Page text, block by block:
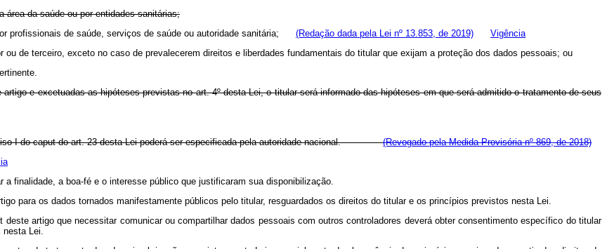
área da saúde ou por entidades sanitárias;
profissionais de saúde, serviços de saúde ou autoridade sanitária; (Redação dada pela Lei nº 13.853, de 2019)
Vigência
de terceiro, exceto no caso de prevalecerem direitos e liberdades fundamentais do titular que exijam a proteção dos dados pessoais; ou
artigo e excetuadas as hipóteses previstas no art. 4º desta Lei, o titular será informado das hipóteses em que será admitido o tratamento de seus
I docaputdo art. 23 desta Lei poderá ser especificada pela autoridade nacional.(Revogado pela Medida Provisória nº 869, de 2018)
finalidade, a boa-fé e o interesse público que justificaram sua disponibilização.
para os dados tornados manifestamente públicos pelo titular, resguardados os direitos do titular e os princípios previstos nesta Lei.
deste artigo que necessitar comunicar ou compartilhar dados pessoais com outros controladores deverá obter consentimento específico do titular
nesta Lei.